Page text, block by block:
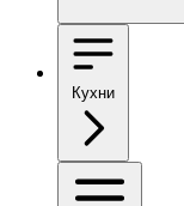
Кухни